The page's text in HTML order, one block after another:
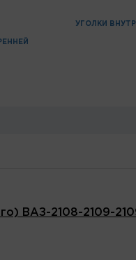
УГОЛКИ
ВАЗ-2108-2109-